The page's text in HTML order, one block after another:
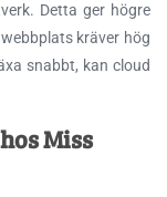
Detta ger högre
kräver hög
snabbt, kan cloud
Miss